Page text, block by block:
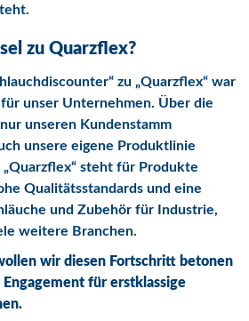
zu Quarzflex?
zu „Quarzflex“ war
unser Unternehmen. Über die
unseren Kundenstamm
unsere eigene Produktlinie
steht für Produkte
Qualitätsstandards und eine
und Zubehör für Industrie,
weitere Branchen.
wir diesen Fortschritt betonen
für erstklassige